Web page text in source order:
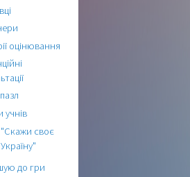
оцінювання
учнів
своє
до гри